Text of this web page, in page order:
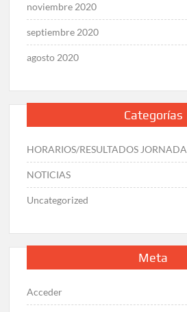
noviembre 2020
septiembre 2020
agosto 2020
Categorías
HORARIOS/RESULTADOS JORNADA
NOTICIAS
Uncategorized
Meta
Acceder